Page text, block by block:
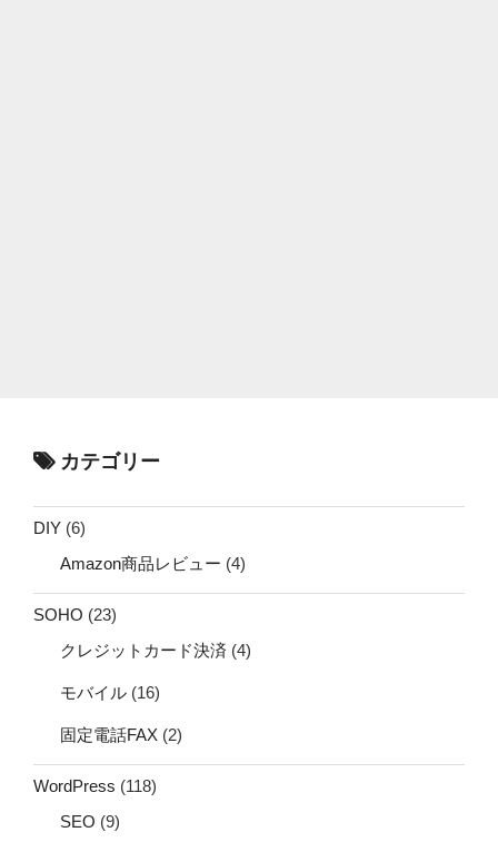
カテゴリー
DIY (6)
Amazon商品レビュー (4)
SOHO (23)
クレジットカード決済 (4)
モバイル (16)
固定電話FAX (2)
WordPress (118)
SEO (9)